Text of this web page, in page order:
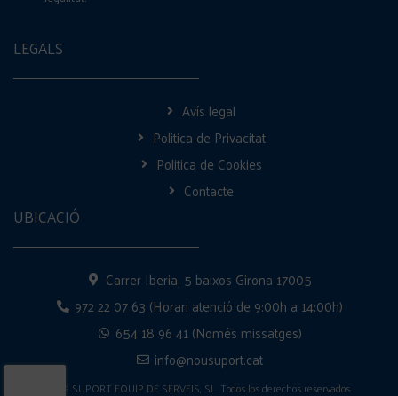
LEGALS
Avís legal
Politica de Privacitat
Politica de Cookies
Contacte
UBICACIÓ
Carrer Iberia, 5 baixos Girona 17005
972 22 07 63 (Horari atenció de 9:00h a 14:00h)
654 18 96 41 (Només missatges)
info@nousuport.cat
2022 SUPORT EQUIP DE SERVEIS, SL. Todos los derechos reservados.